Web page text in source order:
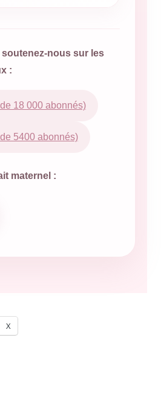
nous sur les
:
18 000 abonnés)
5400 abonnés)
maternel :
X